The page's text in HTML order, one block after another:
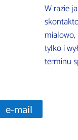
W razie
tylko i
terminu
e-mail